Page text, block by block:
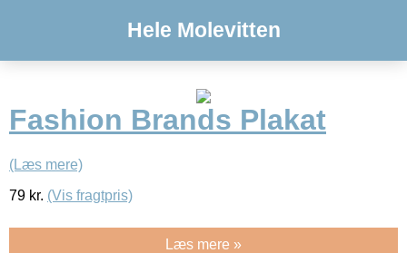
Hele Molevitten
Fashion Brands Plakat
(Læs mere)
79 kr. (Vis fragtpris)
Læs mere »